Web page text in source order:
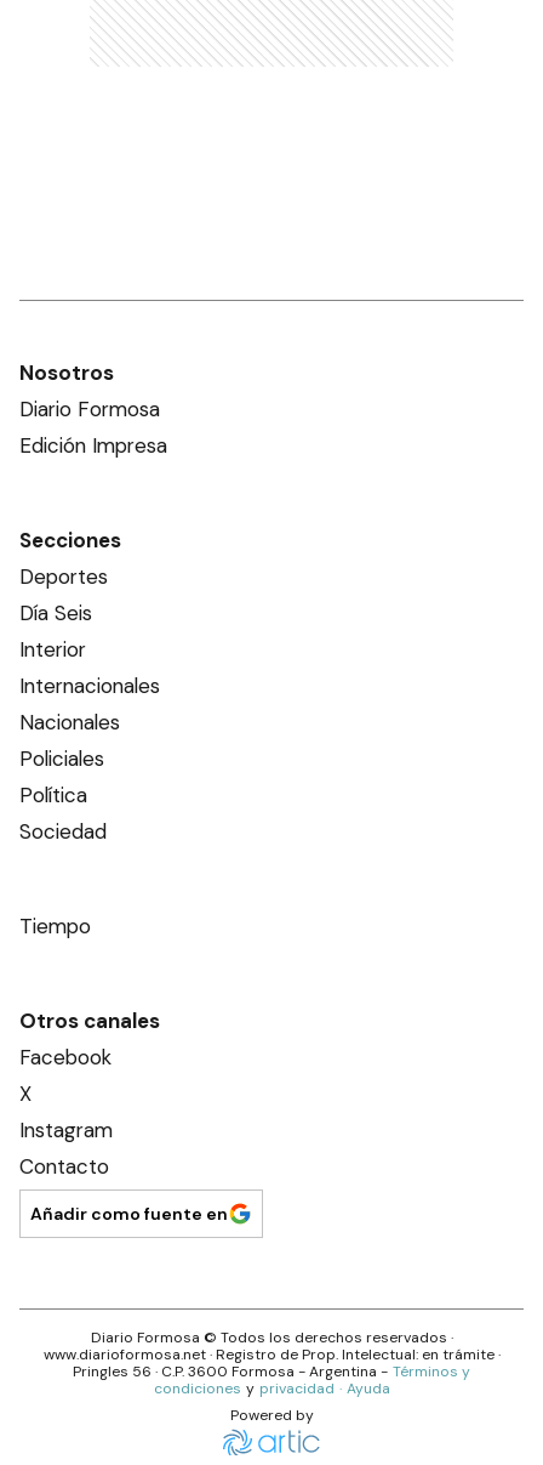
Nosotros
Diario Formosa
Edición Impresa
Secciones
Deportes
Día Seis
Interior
Internacionales
Nacionales
Policiales
Política
Sociedad
Tiempo
Otros canales
Facebook
X
Instagram
Contacto
Añadir como fuente en
Diario Formosa © Todos los derechos reservados ·
www.diarioformosa.net · Registro de Prop. Intelectual: en trámite ·
Pringles 56 · C.P.3600 Formosa - Argentina - Términos y
condiciones y privacidad · Ayuda
Powered by